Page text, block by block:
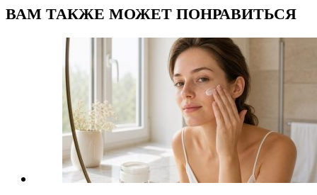
ВАМ ТАКЖЕ МОЖЕТ ПОНРАВИТЬСЯ